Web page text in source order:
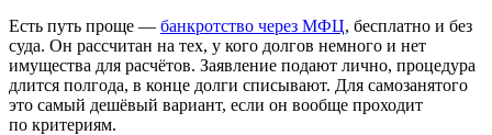
Есть путь проще — банкротство через МФЦ, бесплатно и без
суда. Он рассчитан на тех, у кого долгов немного и нет
имущества для расчётов. Заявление подают лично, процедура
длится полгода, в конце долги списывают. Для самозанятого
это самый дешёвый вариант, если он вообще проходит
по критериям.